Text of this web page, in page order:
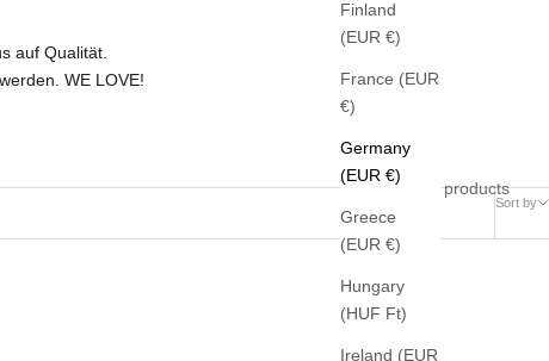
Finland
(EUR €)
France (EUR
€)
Germany
(EUR €)
Greece
(EUR €)
Hungary
(HUF Ft)
Ireland (EUR
auf Qualität.
WE LOVE!
Sort by
2 products